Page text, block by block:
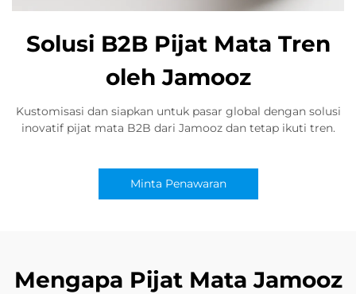
Solusi B2B Pijat Mata Tren
oleh Jamooz
Kustomisasi dan siapkan untuk pasar global dengan solusi
inovatif pijat mata B2B dari Jamooz dan tetap ikuti tren.
Minta Penawaran
Mengapa Pijat Mata Jamooz